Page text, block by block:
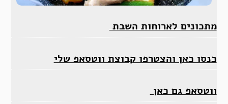
מתכונים לארוחות השבת
כנסו כאן והצטרפו קבוצת ווטסאפ שלי
ווטסאפ גם כאן